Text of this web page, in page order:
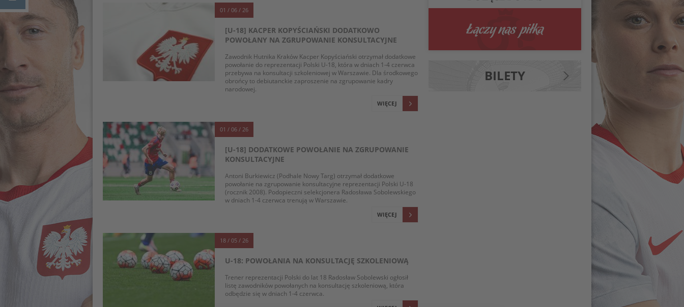
01 / 06 / 26
[U-18] KACPER KOPYŚCIAŃSKI DODATKOWO
POWOŁANY NA ZGRUPOWANIE KONSULTACYJNE
Zawodnik Hutnika Kraków Kacper Kopyściański otrzymał dodatkowe
powołanie do reprezentacji Polski U-18, która w dniach 1-4 czerwca
przebywa na konsultacji szkoleniowej w Warszawie. Dla środkowego
obrońcy to debiutanckie zaproszenie na zgrupowanie kadry
narodowej.
WIĘCEJ
01 / 06 / 26
[U-18] DODATKOWE POWOŁANIE NA ZGRUPOWANIE
KONSULTACYJNE
Antoni Burkiewicz (Podhale Nowy Targ) otrzymał dodatkowe
powołanie na zgrupowanie konsultacyjne reprezentacji Polski U-18
(rocznik 2008). Podopieczni selekcjonera Radosława Sobolewskiego
w dniach 1-4 czerwca trenują w Warszawie.
WIĘCEJ
18 / 05 / 26
U-18: POWOŁANIA NA KONSULTACJĘ SZKOLENIOWĄ
Trener reprezentacji Polski do lat 18 Radosław Sobolewski ogłosił
listę zawodników powołanych na konsultację szkoleniową, która
odbędzie się w dniach 1-4 czerwca.
BILETY